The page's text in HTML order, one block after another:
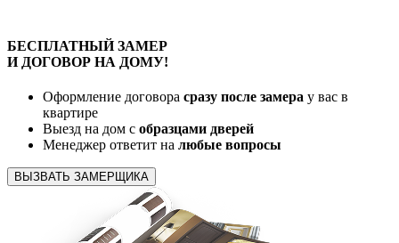
БЕСПЛАТНЫЙЗАМЕР
И ДОГОВОР НА ДОМУ!
Оформление договора сразу после замера у вас в
квартире
Выезд на дом с образцами дверей
Менеджер ответит на любые вопросы
ВЫЗВАТЬ ЗАМЕРЩИКА